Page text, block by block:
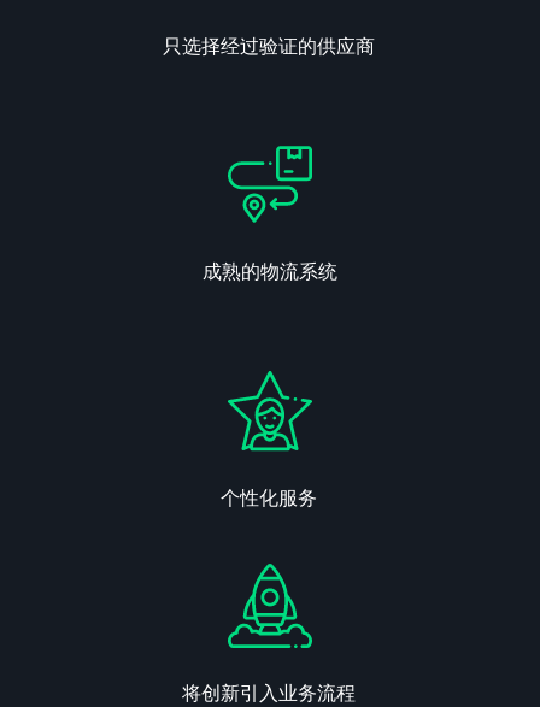
成熟的物流系统
个性化服务
只选择经过验证的供应商
将创新引入业务流程